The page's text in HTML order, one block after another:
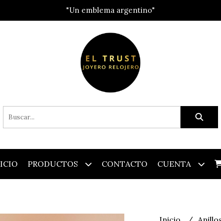
"Un emblema argentino"
PRODUCTOS CONTACTO CUENTA